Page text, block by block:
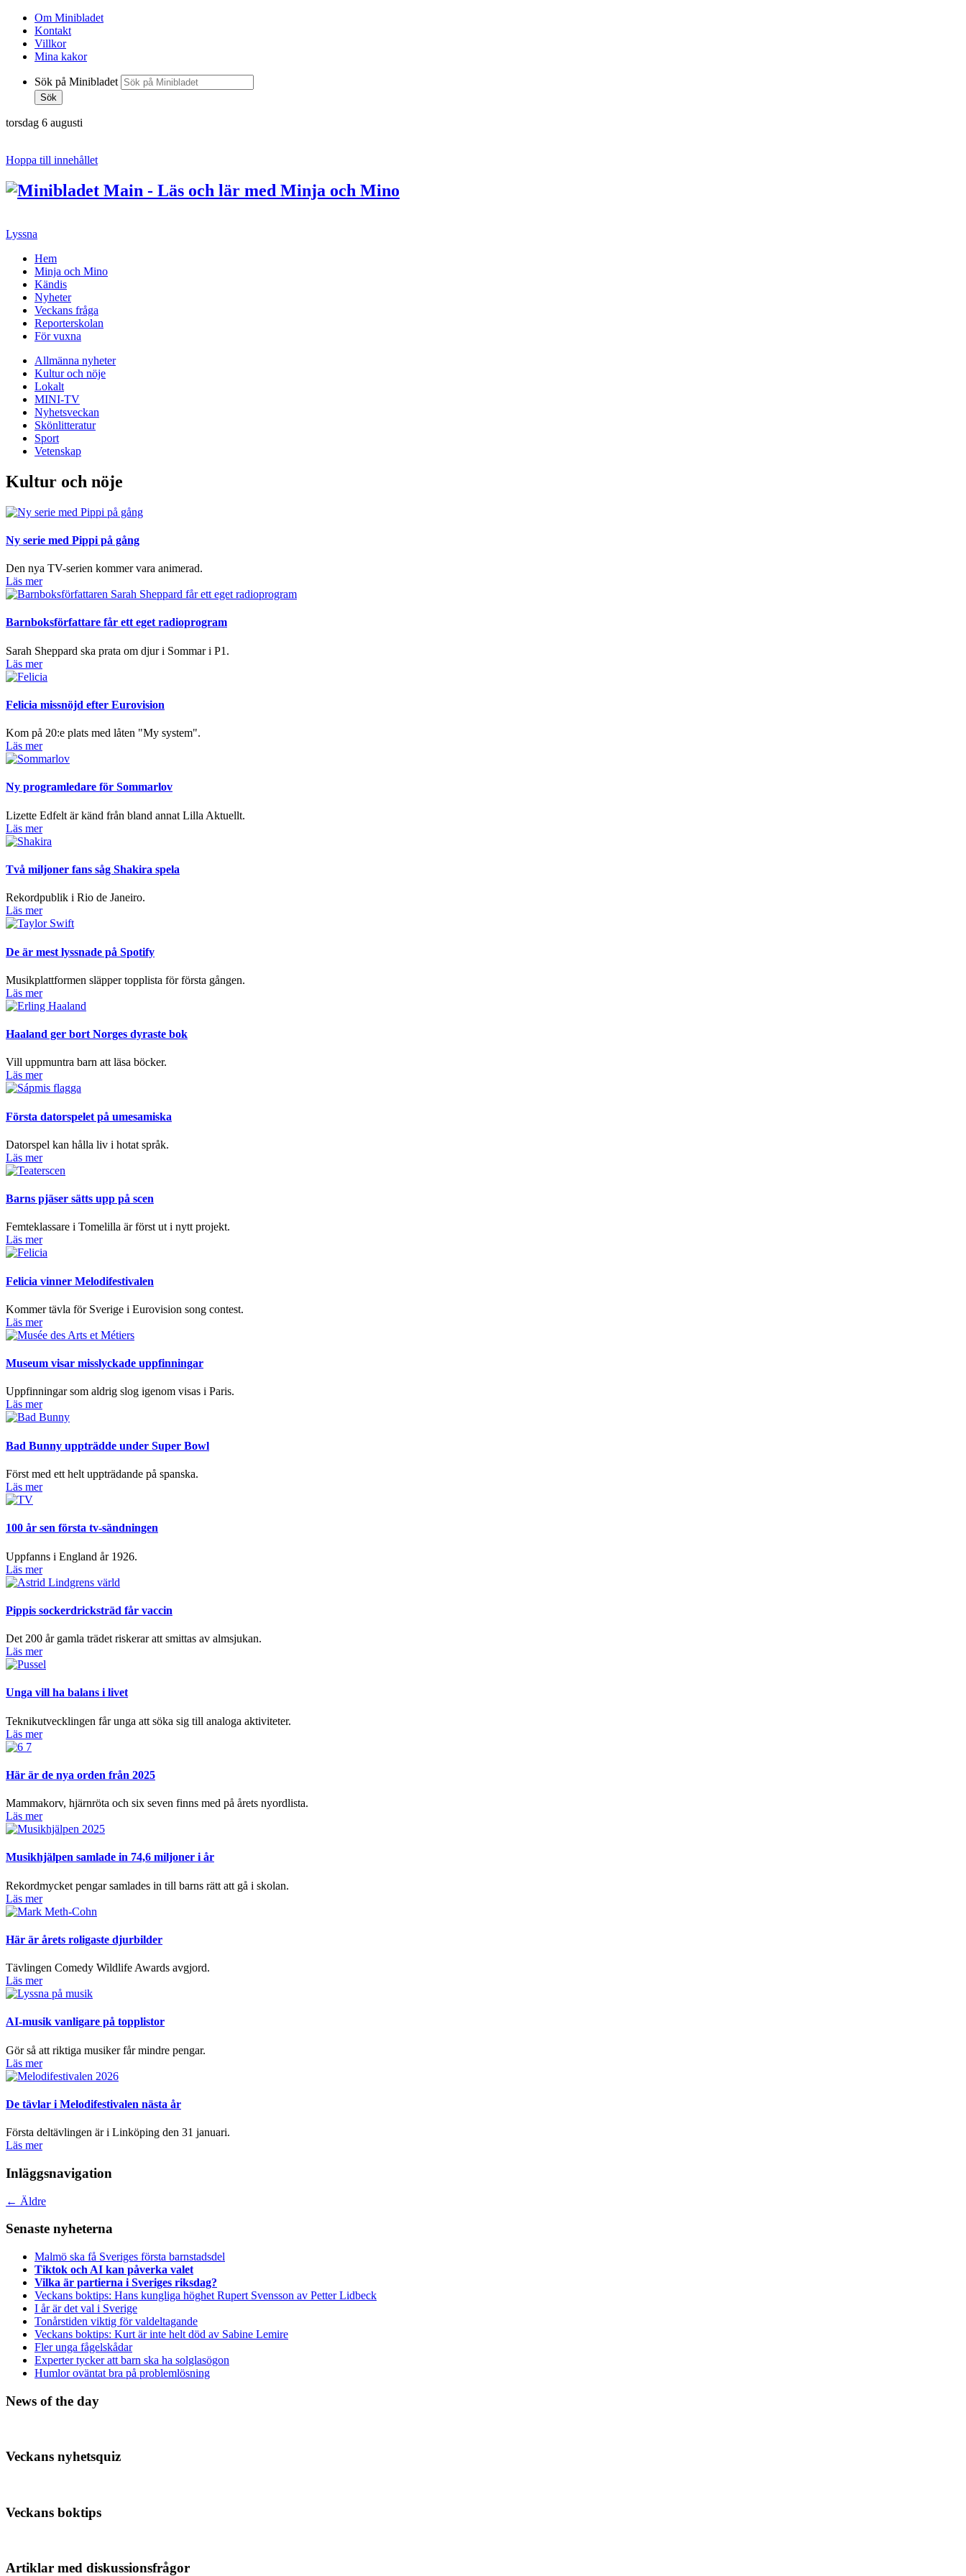
Om Minibladet
Kontakt
Villkor
Mina kakor
Sök på Minibladet
Sök
torsdag 6 augusti
Hoppa till innehållet
Lyssna
Hem
Minja och Mino
Kändis
Nyheter
Veckans fråga
Reporterskolan
För vuxna
Allmänna nyheter
Kultur och nöje
Lokalt
MINI-TV
Nyhetsveckan
Skönlitteratur
Sport
Vetenskap
Kultur och nöje
Ny serie med Pippi på gång
Den nya TV-serien kommer vara animerad.
Läs mer
Barnboksförfattare får ett eget radioprogram
Sarah Sheppard ska prata om djur i Sommar i P1.
Läs mer
Felicia missnöjd efter Eurovision
Kom på 20:e plats med låten "My system".
Läs mer
Ny programledare för Sommarlov
Lizette Edfelt är känd från bland annat Lilla Aktuellt.
Läs mer
Två miljoner fans såg Shakira spela
Rekordpublik i Rio de Janeiro.
Läs mer
De är mest lyssnade på Spotify
Musikplattformen släpper topplista för första gången.
Läs mer
Haaland ger bort Norges dyraste bok
Vill uppmuntra barn att läsa böcker.
Läs mer
Första datorspelet på umesamiska
Datorspel kan hålla liv i hotat språk.
Läs mer
Barns pjäser sätts upp på scen
Femteklassare i Tomelilla är först ut i nytt projekt.
Läs mer
Felicia vinner Melodifestivalen
Kommer tävla för Sverige i Eurovision song contest.
Läs mer
Museum visar misslyckade uppfinningar
Uppfinningar som aldrig slog igenom visas i Paris.
Läs mer
Bad Bunny uppträdde under Super Bowl
Först med ett helt uppträdande på spanska.
Läs mer
100 år sen första tv-sändningen
Uppfanns i England år 1926.
Läs mer
Pippis sockerdricksträd får vaccin
Det 200 år gamla trädet riskerar att smittas av almsjukan.
Läs mer
Unga vill ha balans i livet
Teknikutvecklingen får unga att söka sig till analoga aktiviteter.
Läs mer
Här är de nya orden från 2025
Mammakorv, hjärnröta och six seven finns med på årets nyordlista.
Läs mer
Musikhjälpen samlade in 74,6 miljoner i år
Rekordmycket pengar samlades in till barns rätt att gå i skolan.
Läs mer
Här är årets roligaste djurbilder
Tävlingen Comedy Wildlife Awards avgjord.
Läs mer
AI-musik vanligare på topplistor
Gör så att riktiga musiker får mindre pengar.
Läs mer
De tävlar i Melodifestivalen nästa år
Första deltävlingen är i Linköping den 31 januari.
Läs mer
Inläggsnavigation
← Äldre
Senaste nyheterna
Malmö ska få Sveriges första barnstadsdel
Tiktok och AI kan påverka valet
Vilka är partierna i Sveriges riksdag?
Veckans boktips: Hans kungliga höghet Rupert Svensson av Petter Lidbeck
I år är det val i Sverige
Tonårstiden viktig för valdeltagande
Veckans boktips: Kurt är inte helt död av Sabine Lemire
Fler unga fågelskådar
Experter tycker att barn ska ha solglasögon
Humlor oväntat bra på problemlösning
News of the day
Veckans nyhetsquiz
Veckans boktips
Artiklar med diskussionsfrågor